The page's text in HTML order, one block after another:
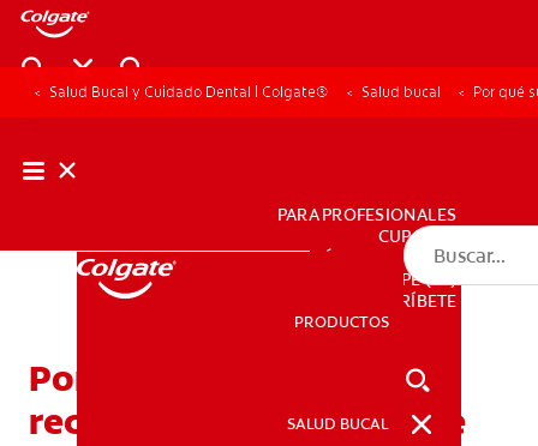
PRODUCTOS
PARA PROFESIONALES
CUPONES
DÓNDE COMPRAR
PE (ES)
SUSCRÍBETE
PRODUCTOS
SALUD BUCAL
Salud Bucal y Cuidado Dental | Colgate® Salud bucal Por qué
Por qué su dentista
recomienda un detartraje